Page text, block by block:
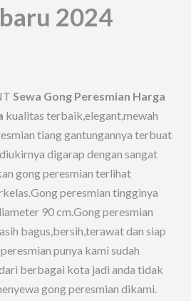
2024
Sewa Gong Peresmian Harga
kualitas terbaik,elegant,mewah
tiang gantungannya terbuat
digarap dengan sangat
gong peresmian terlihat
peresmian tingginya
90 cm.Gong peresmian
bagus,bersih,terawat dan siap
punya kami sudah
berbagai kota jadi anda tidak
gong peresmian dikami.